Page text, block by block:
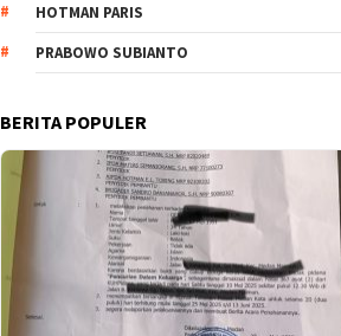
HOTMAN PARIS
PRABOWO SUBIANTO
BERITA POPULER